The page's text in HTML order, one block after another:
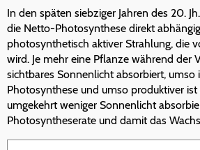
In den späten siebziger Jahren des 20.
die Netto-Photosynthese direkt
photosynthetisch aktiver Strahlung, die
wird. Je mehr eine Pflanze während der
sichtbares Sonnenlicht absorbiert, umso
Photosynthese und umso produktiver ist
umgekehrt weniger Sonnenlicht
Photosyntheserate und damit das